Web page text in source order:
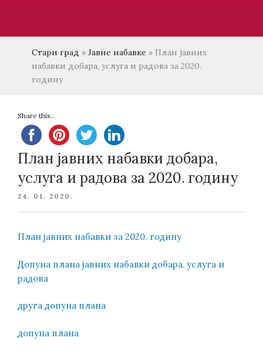
Стари град » Јавне набавке » План јавних
набавки добара, услуга и радова за 2020.
годину
Share this...
План јавних набавки добара,
услуга и радова за 2020. годину
POSTED
24. 01. 2020.
План јавних набавки за 2020. годину
Допуна плана јавних набавки добара, услуга и
радова
друга допуна плана
допуна плана